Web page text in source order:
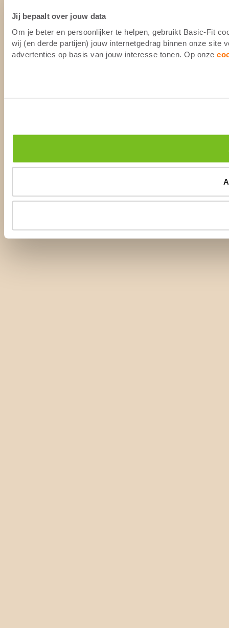
Jij bepaalt over jouw data
Om je beter en persoonlijker te helpen, gebruikt Basic-Fit
wij (en derde partijen) jouw internetgedrag binnen onze site
advertenties op basis van jouw interesse tonen. Op onze